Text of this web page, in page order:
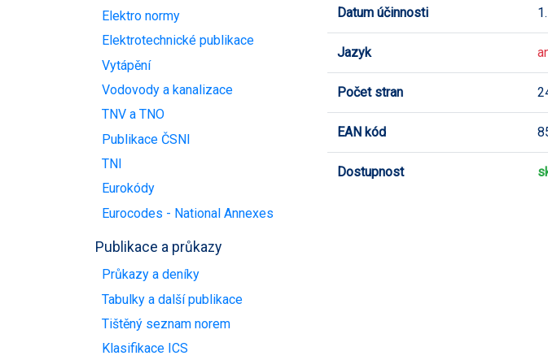
Elektro normy
Elektrotechnické publikace
Vytápění
Vodovody a kanalizace
TNV a TNO
Publikace ČSNI
TNI
Eurokódy
Eurocodes - National Annexes
Publikace a průkazy
Průkazy a deníky
Tabulky a další publikace
Tištěný seznam norem
Klasifikace ICS
Datum účinnosti
Jazyk
Počet stran
EAN kód
Dostupnost